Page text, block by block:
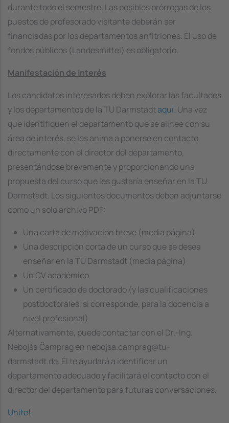
durante todo el semestre. Las posibles prórrogas de los
puestos de profesorado visitante deberán ser
financiadas por los departamentos anfitriones. El uso de
fondos públicos (Landesmittel) es obligatorio.
Manifestación de interés
Los candidatos interesados deben explorar las facultades
y los departamentos de la TU Darmstadtaquí. Una vez
que identifiquen el departamento que se alinee con su
área de interés, se les anima a ponerse en contacto
directamente con el director del departamento,
presentándose brevemente y proporcionando una
propuesta del curso que les gustaría enseñar en la TU
Darmstadt. Los siguientes documentos deben adjuntarse
como un solo archivo PDF:
Una carta de motivación breve (media página)
Una descripción corta de un curso que se desea
enseñar en la TU Darmstadt (media página)
Un CV académico
Un certificado de doctorado (y las cualificaciones
postdoctorales, si corresponde, para la docencia a
nivel profesional)
Alternativamente, puede contactar con el Dr.-Ing.
Nebojša Čamprag en nebojsa.camprag@tu-
darmstadt.de. Él te ayudará a identificar un
departamento adecuado y facilitará el contacto con el
director del departamento para futuras conversaciones.
Unite!